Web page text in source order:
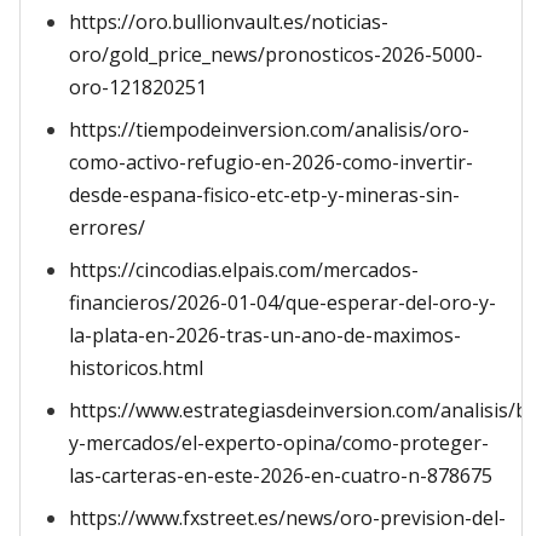
https://oro.bullionvault.es/noticias-
oro/gold_price_news/pronosticos-2026-5000-
oro-121820251
https://tiempodeinversion.com/analisis/oro-
como-activo-refugio-en-2026-como-invertir-
desde-espana-fisico-etc-etp-y-mineras-sin-
errores/
https://cincodias.elpais.com/mercados-
financieros/2026-01-04/que-esperar-del-oro-y-
la-plata-en-2026-tras-un-ano-de-maximos-
historicos.html
https://www.estrategiasdeinversion.com/analisis/
y-mercados/el-experto-opina/como-proteger-
las-carteras-en-este-2026-en-cuatro-n-878675
https://www.fxstreet.es/news/oro-prevision-del-